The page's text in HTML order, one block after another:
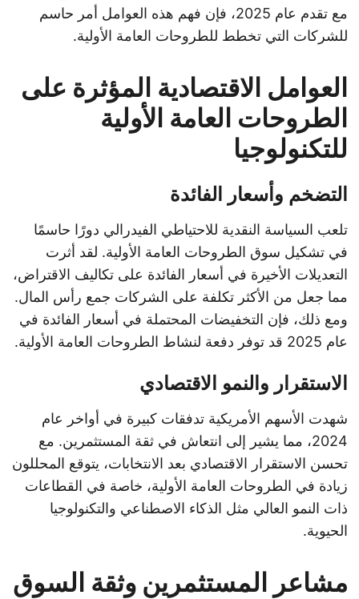
مع تقدم عام 2025، فإن فهم هذه العوامل أمر حاسم
للشركات التي تخطط للطروحات العامة الأولية.
العوامل الاقتصادية المؤثرة على
الطروحات العامة الأولية
للتكنولوجيا
التضخم وأسعار الفائدة
تلعب السياسة النقدية للاحتياطي الفيدرالي دورًا حاسمًا
في تشكيل سوق الطروحات العامة الأولية. لقد أثرت
التعديلات الأخيرة في أسعار الفائدة على تكاليف الاقتراض،
مما جعل من الأكثر تكلفة على الشركات جمع رأس المال.
ومع ذلك، فإن التخفيضات المحتملة في أسعار الفائدة في
عام 2025 قد توفر دفعة لنشاط الطروحات العامة الأولية.
الاستقرار والنمو الاقتصادي
شهدت الأسهم الأمريكية تدفقات كبيرة في أواخر عام
2024، مما يشير إلى انتعاش في ثقة المستثمرين. مع
تحسن الاستقرار الاقتصادي بعد الانتخابات، يتوقع المحللون
زيادة في الطروحات العامة الأولية، خاصة في القطاعات
ذات النمو العالي مثل الذكاء الاصطناعي والتكنولوجيا
الحيوية.
مشاعر المستثمرين وثقة السوق